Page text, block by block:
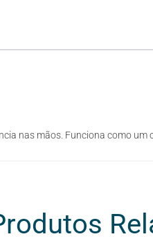
nas mãos. Funciona como